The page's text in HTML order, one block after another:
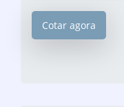
Cotar agora